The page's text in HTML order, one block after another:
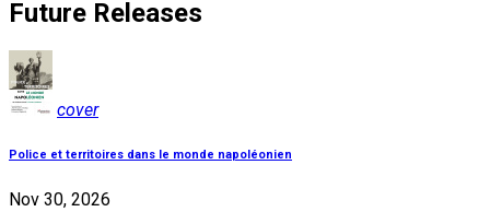
Future Releases
cover
Police et territoires dans le monde napoléonien
Nov 30, 2026